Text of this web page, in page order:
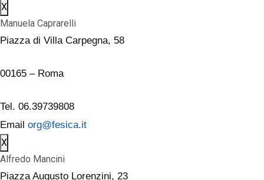
X
Manuela Caprarelli
Piazza di Villa Carpegna, 58
00165 – Roma
Tel. 06.39739808
Email org@fesica.it
X
Alfredo Mancini
Piazza Augusto Lorenzini, 23